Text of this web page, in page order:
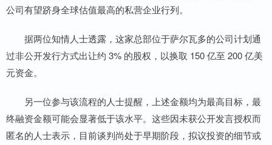
公司有望跻身全球估值最高的私营企业行列。
据两位知情人士透露，这家总部位于萨尔瓦多的公司计划通
过非公开发行方式出让约 3% 的股权，以换取 150 亿至 200 亿美
元资金。
另一位参与该流程的人士提醒，上述金额均为最高目标，最
终融资金额可能会显著低于该水平。这些因未获公开发言授权而
匿名的人士表示，目前谈判尚处于早期阶段，拟议投资的细节或